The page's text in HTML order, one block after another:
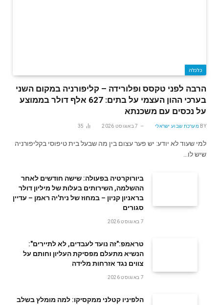
כלכלה
הרבה לפני טקסס ופלורידה – קליפורניה במקום השני
בערכי ההון העצמי על בתים: 627 אלף דולר בממוצע
על נכסים עם משכנתא
BY מערכת שבוע ישראלי 7 באוגוסט 2026 35
למי שעוד לא יודע: יש פער עצום בין מה שבעל בית טיפוסי בקליפורניה
שיש לו…
ביורוקרטיה בפעולה: שישה חודשים לאחר
ההשלמה, השירותים בעלות של מיליון דולר
בראניון קניון – במחוז של נית'יה ראמן – עדיין
סגורים
7 באוגוסט 2026
טראמפ:"זה נועד לעבדים, לא לתיירים":
הנשיא מתעלם מפסיקת העליון וחותם על
צווים נגד אזרחות מלידה
7 באוגוסט 2026
הלפיניו קטלני ממקסיקו: למה מומלץ בשלב